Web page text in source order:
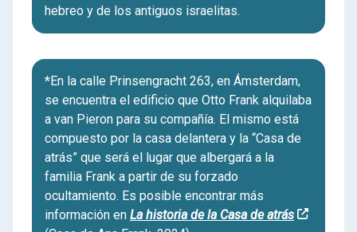
hebreo y de los antiguos israelitas.
*En la calle Prinsengracht 263, en Ámsterdam,
se encuentra el edificio que Otto Frank alquilaba
a van Pieron para su compañía. El mismo está
compuesto por la casa delantera y la “Casa de
atrás” que será el lugar que albergará a la
familia Frank a partir de su forzado
ocultamiento. Es posible encontrar más
información en La historia de la Casa de atrás